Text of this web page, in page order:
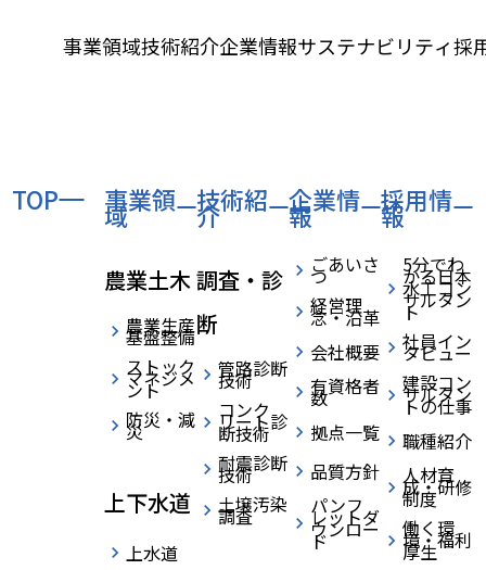
事業領域技術紹介企業情報サステナビリティ採
TOP 事業領
域
農業土木
農業生産
基盤整備
ストック
マネジメ
ント
防災・減
災
上下水道
上水道
技術紹
介
調査・診
断
管路診断
技術
コンク
リート診
断技術
耐震診断
技術
土壌汚染
調査
企業情
報
ごあいさ
つ
経営理
念・沿革
会社概要
有資格者
数
拠点一覧
品質方針
パンフ
レットダ
ウンロー
ド
採用情
報
5分でわ
かる日本
水工コン
サルタン
ト
社員イン
タビュー
建設コン
サルタン
トの仕事
職種紹介
人材育
成・研修
制度
働く環
境・福利
厚生
BLOG ブログ
社員ブログ